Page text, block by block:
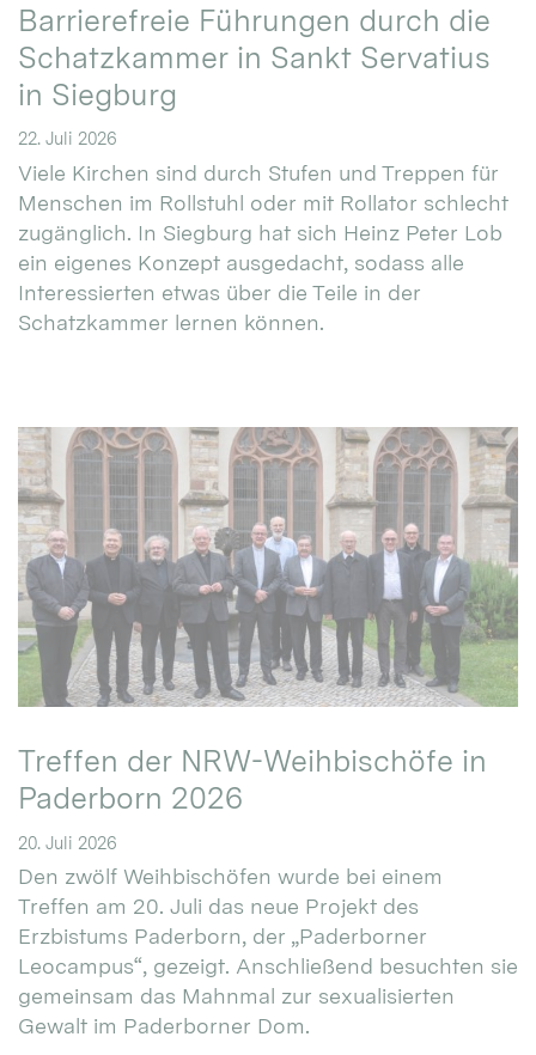
Barrierefreie Führungen durch die
Schatzkammer in Sankt Servatius
in Siegburg
22. Juli 2026
Viele Kirchen sind durch Stufen und Treppen für
Menschen im Rollstuhl oder mit Rollator schlecht
zugänglich. In Siegburg hat sich Heinz Peter Lob
ein eigenes Konzept ausgedacht, sodass alle
Interessierten etwas über die Teile in der
Schatzkammer lernen können.
Treffen der NRW-Weihbischöfe in
Paderborn 2026
20. Juli 2026
Den zwölf Weihbischöfen wurde bei einem
Treffen am 20. Juli das neue Projekt des
Erzbistums Paderborn, der „Paderborner
Leocampus“, gezeigt. Anschließend besuchten sie
gemeinsam das Mahnmal zur sexualisierten
Gewalt im Paderborner Dom.